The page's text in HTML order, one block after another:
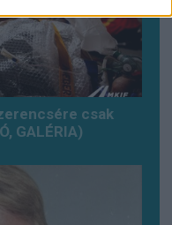
csak
GALÉRIA)